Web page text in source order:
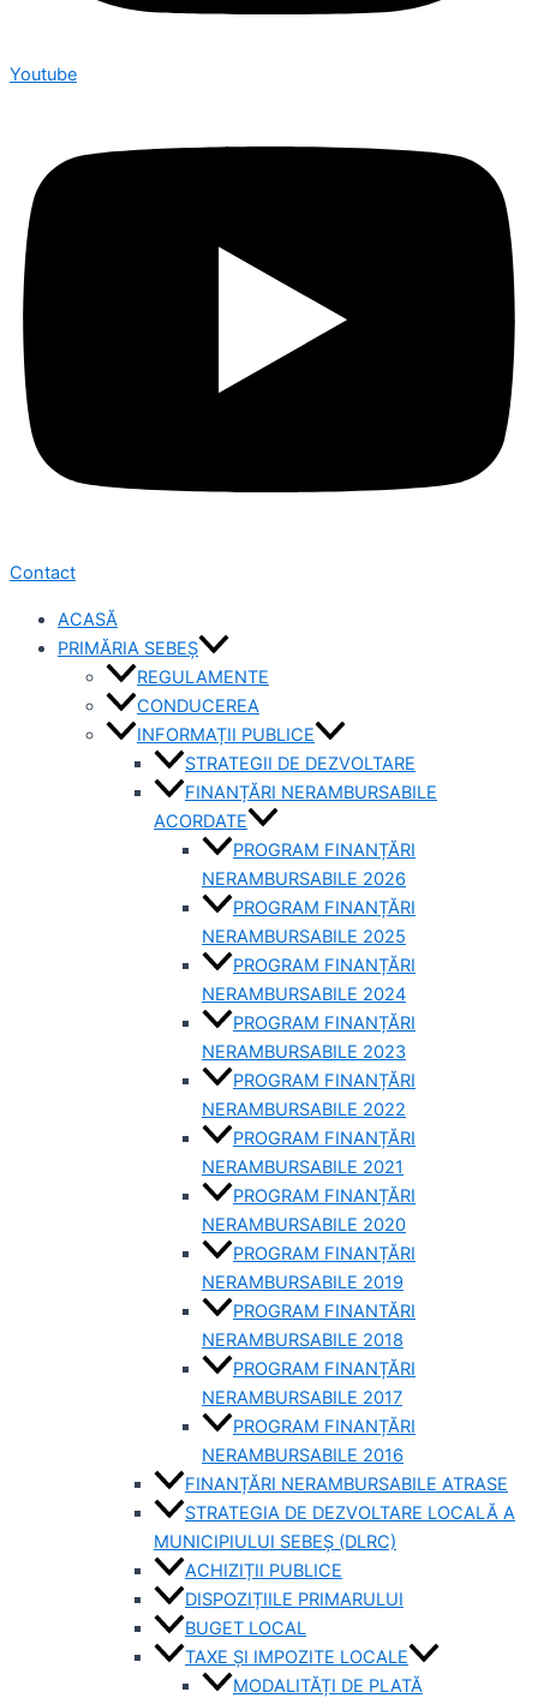
Youtube
Contact
ACASĂ
PRIMĂRIA SEBEȘ
REGULAMENTE
CONDUCEREA
INFORMAȚII PUBLICE
STRATEGII DE DEZVOLTARE
FINANȚĂRI NERAMBURSABILE
ACORDATE
PROGRAM FINANȚĂRI
NERAMBURSABILE 2026
PROGRAM FINANȚĂRI
NERAMBURSABILE 2025
PROGRAM FINANȚĂRI
NERAMBURSABILE 2024
PROGRAM FINANȚĂRI
NERAMBURSABILE 2023
PROGRAM FINANȚĂRI
NERAMBURSABILE 2022
PROGRAM FINANȚĂRI
NERAMBURSABILE 2021
PROGRAM FINANȚĂRI
NERAMBURSABILE 2020
PROGRAM FINANȚĂRI
NERAMBURSABILE 2019
PROGRAM FINANTĂRI
NERAMBURSABILE 2018
PROGRAM FINANȚĂRI
NERAMBURSABILE 2017
PROGRAM FINANȚĂRI
NERAMBURSABILE 2016
FINANȚĂRI NERAMBURSABILE ATRASE
STRATEGIA DE DEZVOLTARE LOCALĂ A
MUNICIPIULUI SEBEȘ (DLRC)
ACHIZIȚII PUBLICE
DISPOZIȚIILE PRIMARULUI
BUGET LOCAL
TAXE ȘI IMPOZITE LOCALE
MODALITĂȚI DE PLATĂ